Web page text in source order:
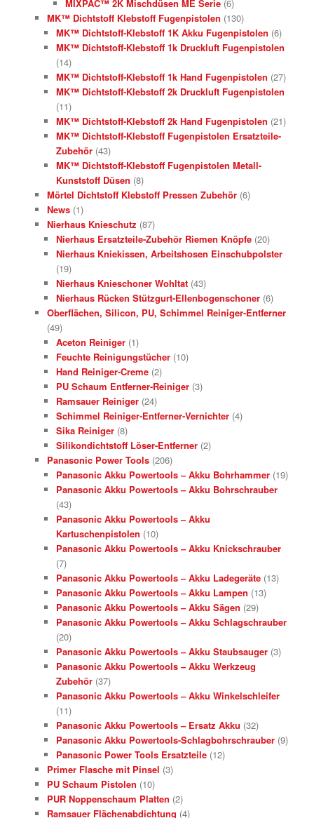
MIXPAC™ 2K Mischdüsen ME Serie (6)
MK™ Dichtstoff Klebstoff Fugenpistolen (130)
MK™ Dichtstoff-Klebstoff 1K Akku Fugenpistolen (6)
MK™ Dichtstoff-Klebstoff 1k Druckluft Fugenpistolen
(14)
MK™ Dichtstoff-Klebstoff 1k Hand Fugenpistolen (27)
MK™ Dichtstoff-Klebstoff 2k Druckluft Fugenpistolen
(11)
MK™ Dichtstoff-Klebstoff 2k Hand Fugenpistolen (21)
MK™ Dichtstoff-Klebstoff Fugenpistolen Ersatzteile-
Zubehör (43)
MK™ Dichtstoff-Klebstoff Fugenpistolen Metall-
Kunststoff Düsen (8)
Mörtel Dichtstoff Klebstoff Pressen Zubehör (6)
News (1)
Nierhaus Knieschutz (87)
Nierhaus Ersatzteile-Zubehör Riemen Knöpfe (20)
Nierhaus Kniekissen, Arbeitshosen Einschubpolster
(19)
Nierhaus Knieschoner Wohltat (43)
Nierhaus Rücken Stützgurt-Ellenbogenschoner (6)
Oberflächen, Silicon, PU, Schimmel Reiniger-Entferner
(49)
Aceton Reiniger (1)
Feuchte Reinigungstücher (10)
Hand Reiniger-Creme (2)
PU Schaum Entferner-Reiniger (3)
Ramsauer Reiniger (24)
Schimmel Reiniger-Entferner-Vernichter (4)
Sika Reiniger (8)
Silikondichtstoff Löser-Entferner (2)
Panasonic Power Tools (206)
Panasonic Akku Powertools – Akku Bohrhammer (19)
Panasonic Akku Powertools – Akku Bohrschrauber
(43)
Panasonic Akku Powertools – Akku
Kartuschenpistolen (10)
Panasonic Akku Powertools – Akku Knickschrauber
(7)
Panasonic Akku Powertools – Akku Ladegeräte (13)
Panasonic Akku Powertools – Akku Lampen (13)
Panasonic Akku Powertools – Akku Sägen (29)
Panasonic Akku Powertools – Akku Schlagschrauber
(20)
Panasonic Akku Powertools – Akku Staubsauger (3)
Panasonic Akku Powertools – Akku Werkzeug
Zubehör (37)
Panasonic Akku Powertools – Akku Winkelschleifer
(11)
Panasonic Akku Powertools – Ersatz Akku (32)
Panasonic Akku Powertools-Schlagbohrschrauber (9)
Panasonic Power Tools Ersatzteile (12)
Primer Flasche mit Pinsel (3)
PU Schaum Pistolen (10)
PUR Noppenschaum Platten (2)
Ramsauer Flächenabdichtung (4)